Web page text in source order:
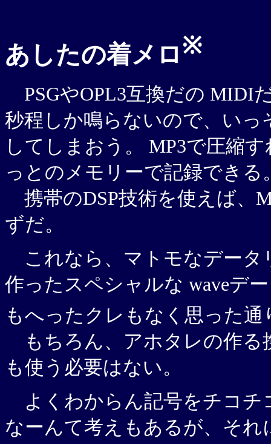
あしたの着メロ ※
PSGやOPL3互換だの MIDI
秒程しか鳴らないので、いっ
してしまおう。 MP3で圧縮
っとのメモリーで記録できる
携帯のDSP技術を使えば、
ずだ。
これなら、マトモなデータ
作ったスペシャルな waveデ
もへったクレもなく思った通
もちろん、アホタレの作る
も使う必要はない。
よくわからん記号をチコチ
なーんて考えもあるが、そ